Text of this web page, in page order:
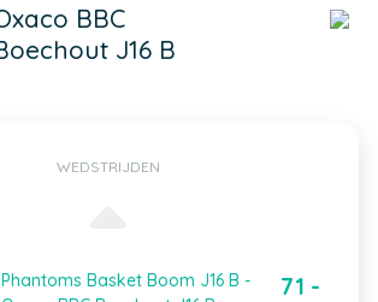
BBC
J16 B
WEDSTRIJDEN
Phantoms Basket Boom J16 B -
71 -